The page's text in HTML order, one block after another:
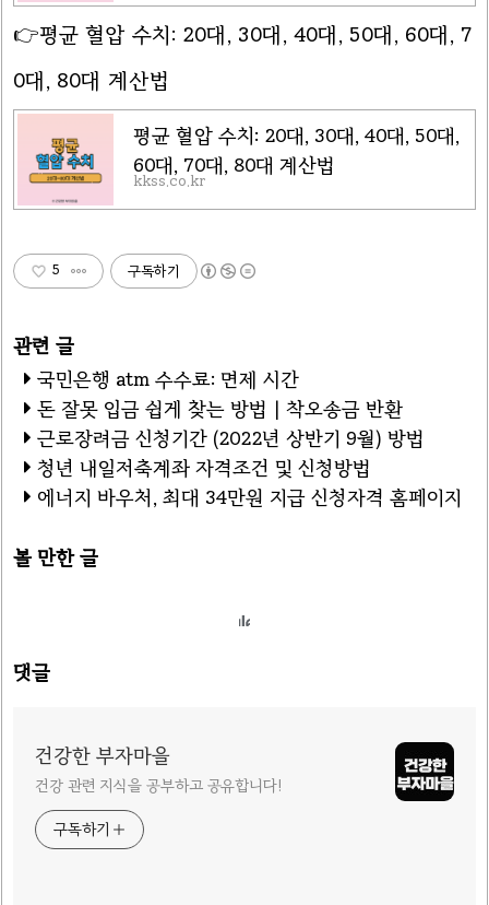
👉평균 혈압 수치: 20대, 30대, 40대, 50대, 60대, 7
0대, 80대 계산법
평균 혈압 수치: 20대, 30대, 40대, 50대,
60대, 70대, 80대 계산법
kkss.co.kr
5 구독하기
국민은행 atm 수수료: 면제 시간
돈 잘못 입금 쉽게 찾는 방법 | 착오송금 반환
근로장려금 신청기간 (2022년 상반기 9월) 방법
청년 내일저축계좌 자격조건 및 신청방법
에너지 바우처, 최대 34만원 지급 신청자격 홈페이지
볼 만한 글
댓글
건강한 부자마을
건강 관련 지식을 공부하고 공유합니다!
구독하기